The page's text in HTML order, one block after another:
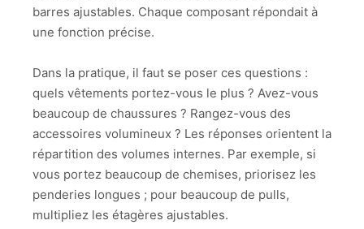
barres ajustables. Chaque composant répondait à
une fonction précise.
Dans la pratique, il faut se poser ces questions :
quels vêtements portez-vous le plus ? Avez-vous
beaucoup de chaussures ? Rangez-vous des
accessoires volumineux ? Les réponses orientent la
répartition des volumes internes. Par exemple, si
vous portez beaucoup de chemises, priorisez les
penderies longues ; pour beaucoup de pulls,
multipliez les étagères ajustables.